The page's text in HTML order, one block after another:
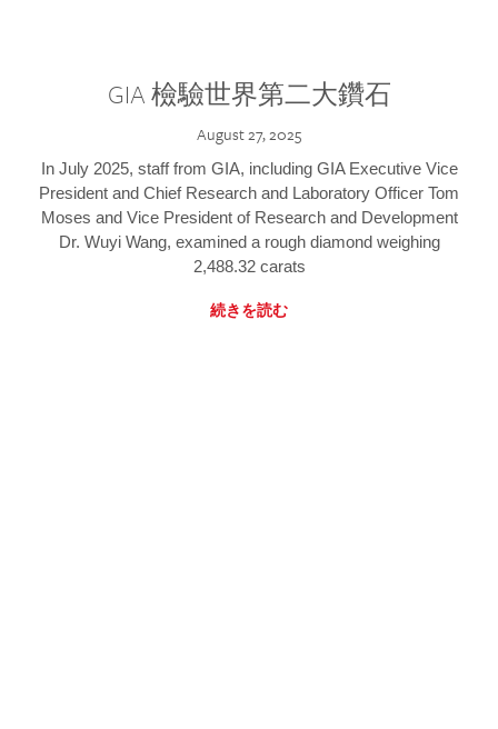
GIA 檢驗世界第二大鑽石
August 27, 2025
In July 2025, staff from GIA, including GIA Executive Vice
President and Chief Research and Laboratory Officer Tom
Moses and Vice President of Research and Development
Dr. Wuyi Wang, examined a rough diamond weighing
2,488.32 carats
続きを読む